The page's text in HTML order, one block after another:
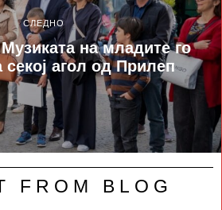
СЛЕДНО
на младите го
секој агол од Прилеп
FROM BLOG